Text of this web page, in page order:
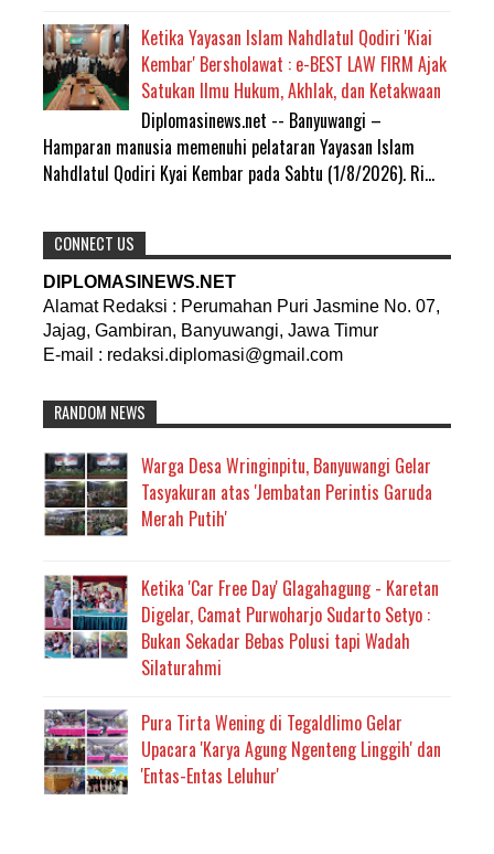
Ketika Yayasan Islam Nahdlatul Qodiri 'Kiai
Kembar' Bersholawat : e-BEST LAW FIRM Ajak
Satukan Ilmu Hukum, Akhlak, dan Ketakwaan
Diplomasinews.net -- Banyuwangi –
Hamparan manusia memenuhi pelataran Yayasan Islam
Nahdlatul Qodiri Kyai Kembar pada Sabtu (1/8/2026). Ri...
CONNECT US
DIPLOMASINEWS.NET
Alamat Redaksi : Perumahan Puri Jasmine No. 07,
Jajag, Gambiran, Banyuwangi, Jawa Timur
E-mail : redaksi.diplomasi@gmail.com
RANDOM NEWS
Warga Desa Wringinpitu, Banyuwangi Gelar
Tasyakuran atas 'Jembatan Perintis Garuda
Merah Putih'
Ketika 'Car Free Day' Glagahagung - Karetan
Digelar, Camat Purwoharjo Sudarto Setyo :
Bukan Sekadar Bebas Polusi tapi Wadah
Silaturahmi
Pura Tirta Wening di Tegaldlimo Gelar
Upacara 'Karya Agung Ngenteng Linggih' dan
'Entas-Entas Leluhur'